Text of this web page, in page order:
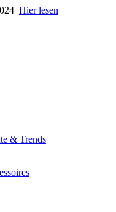
Hier lesen
& Trends